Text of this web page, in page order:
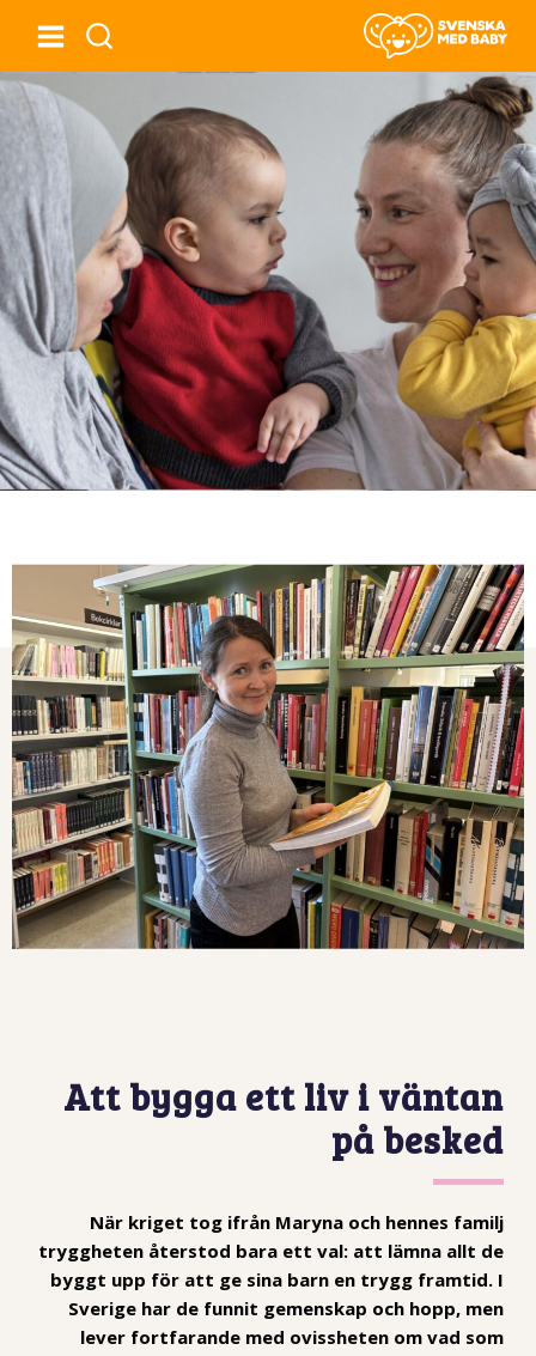
رپورتاژ
Att bygga ett liv i väntan
på besked
När kriget tog ifrån Maryna och hennes familj
tryggheten återstod bara ett val: att lämna allt de
byggt upp för att ge sina barn en trygg framtid. I
Sverige har de funnit gemenskap och hopp, men
lever fortfarande med ovissheten om vad som